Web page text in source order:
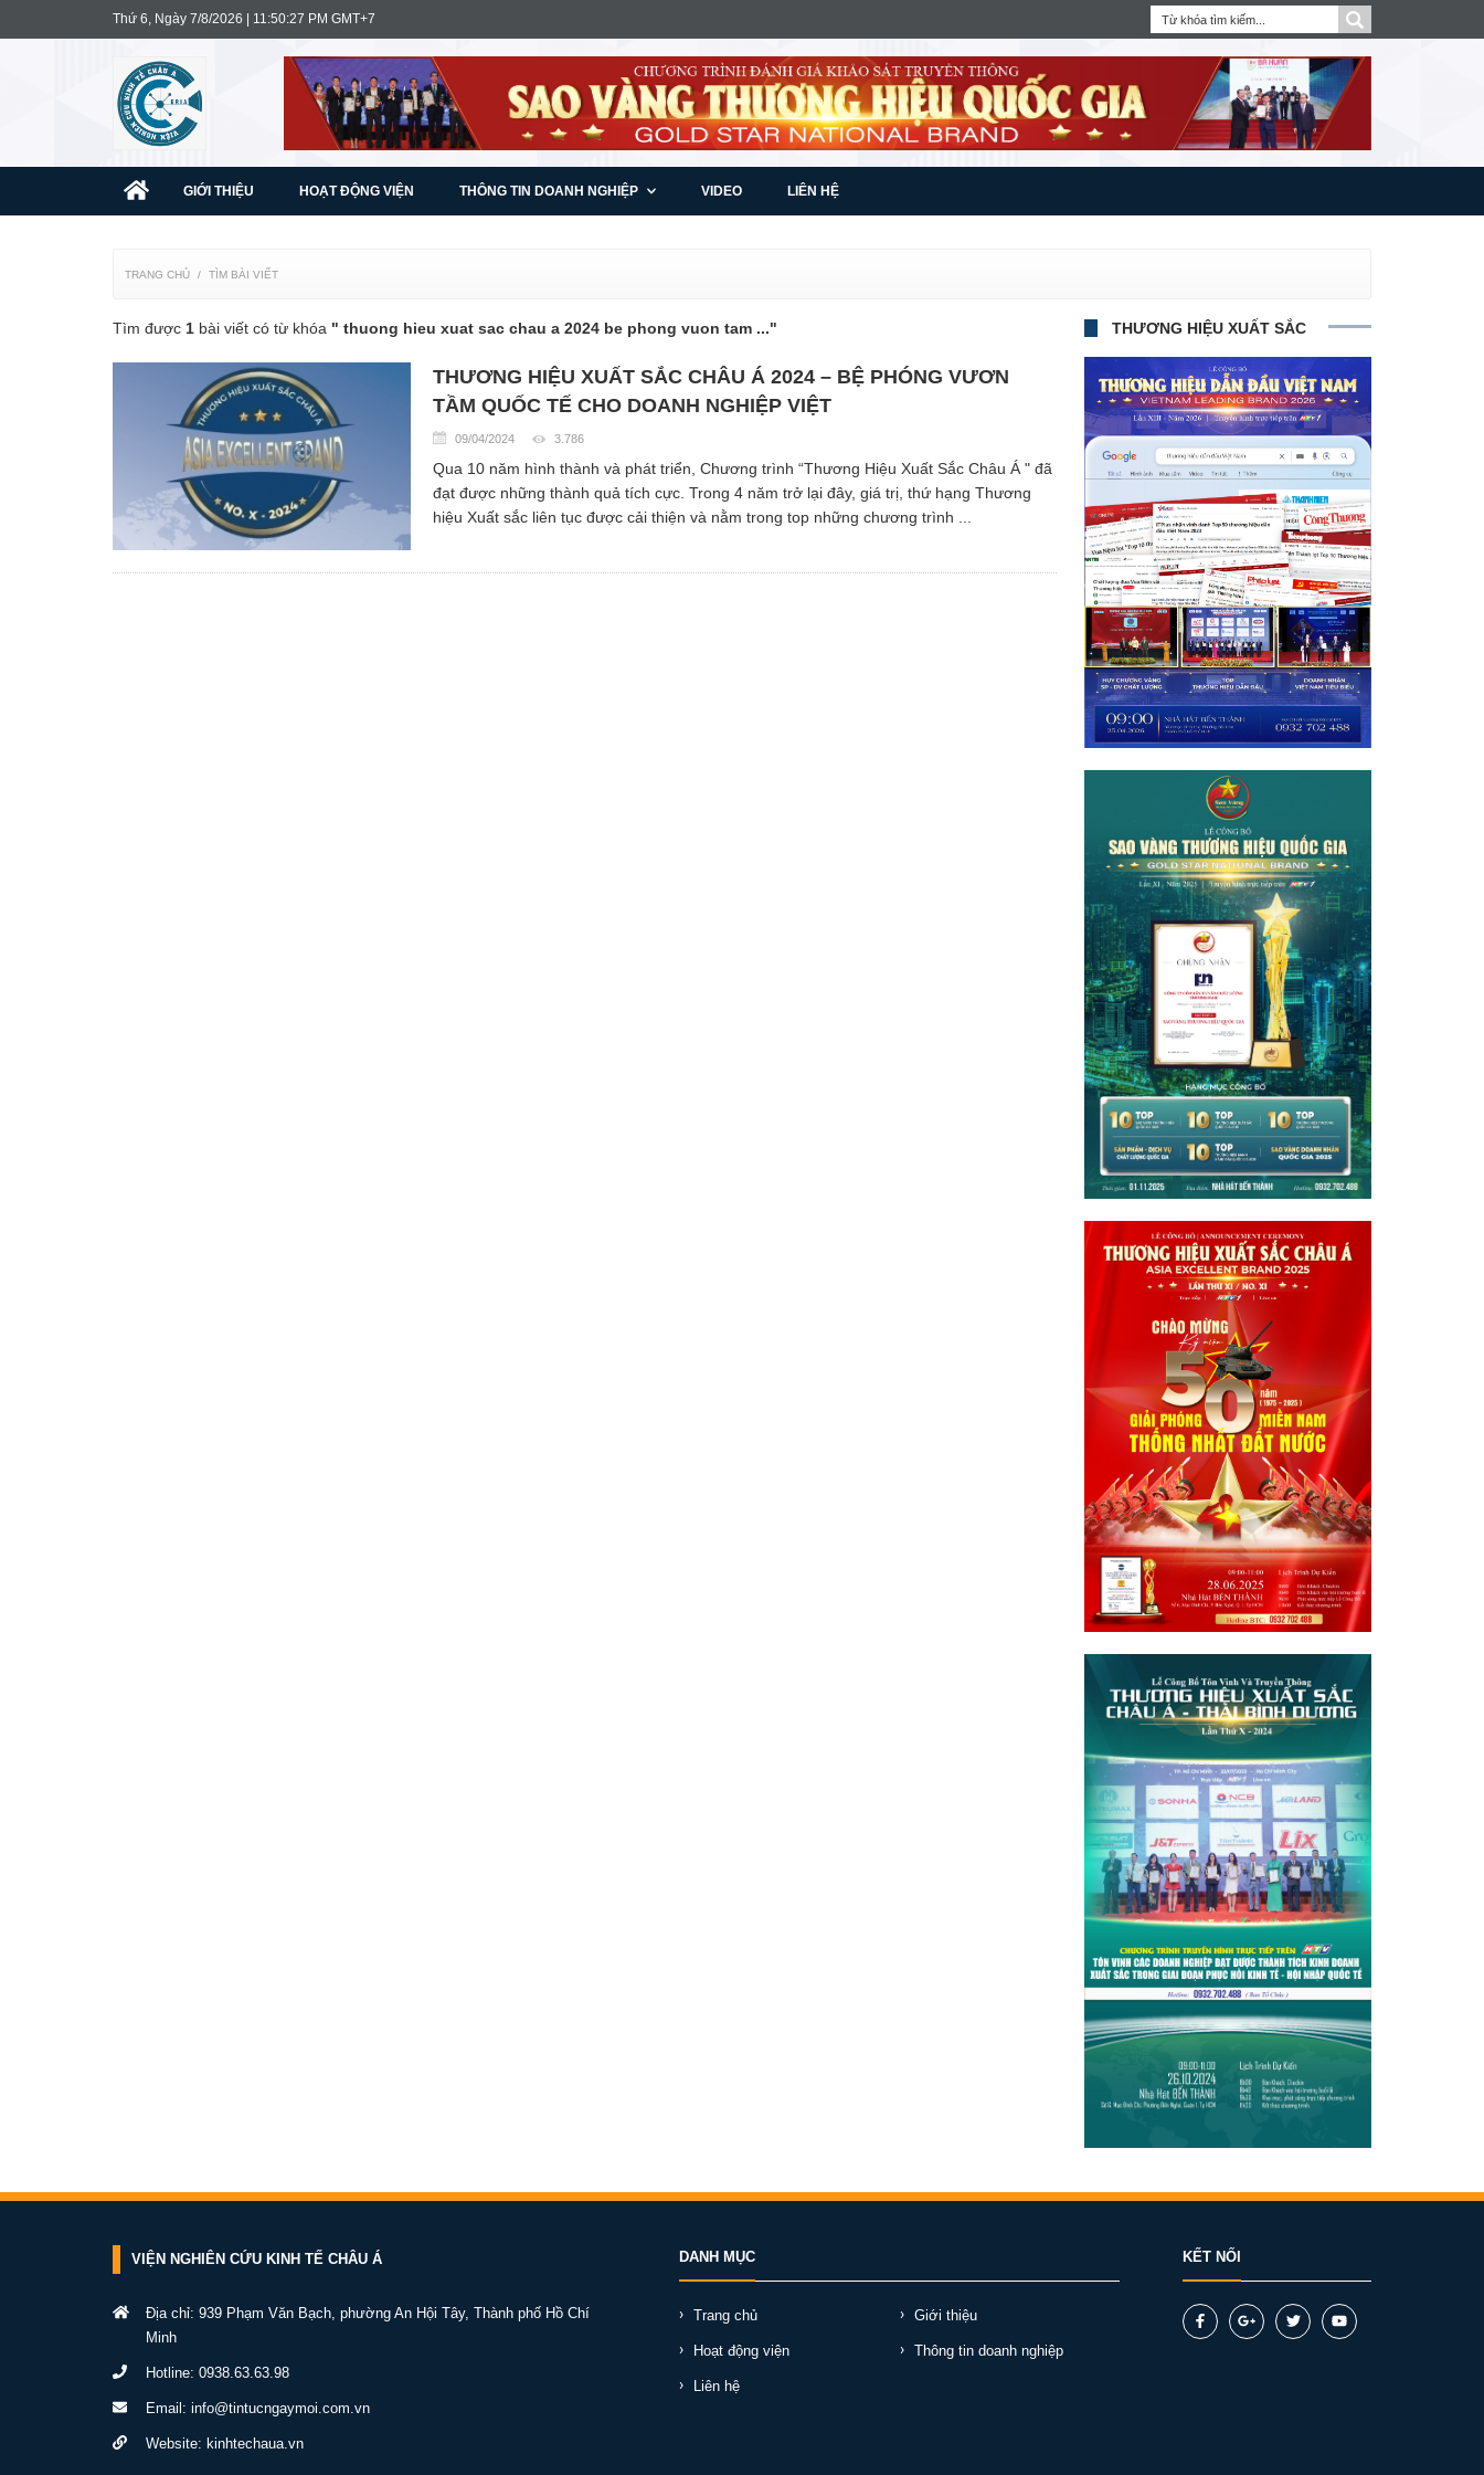
Thứ 6, Ngày 7/8/2026 | 11:50:27 PM GMT+7
GIỚI THIỆU HOẠT ĐỘNG VIỆN THÔNG TIN DOANH NGHIỆP VIDEO LIÊN HỆ
TRANG CHỦ TÌM BÀI VIẾT
Tìm được 1 bài viết có từ khóa " thuong hieu xuat sac chau a 2024 be phong vuon tam ..."
THƯƠNG HIỆU XUẤT SẮC CHÂU Á 2024 – BỆ PHÓNG VƯƠN
TẦM QUỐC TẾ CHO DOANH NGHIỆP VIỆT
09/04/2024 3.786
Qua 10 năm hình thành và phát triển, Chương trình “Thương Hiệu Xuất Sắc Châu Á " đã
đạt được những thành quả tích cực. Trong 4 năm trở lại đây, giá trị, thứ hạng Thương
hiệu Xuất sắc liên tục được cải thiện và nằm trong top những chương trình ...
THƯƠNG HIỆU XUẤT SẮC
VIỆN NGHIÊN CỨU KINH TẾ CHÂU Á
Địa chỉ: 939 Phạm Văn Bạch, phường An Hội Tây, Thành phố Hồ Chí
Minh
Hotline: 0938.63.63.98
Email: info@tintucngaymoi.com.vn
Website: kinhtechaua.vn
DANH MỤC
Trang chủ Giới thiệu
Hoạt động viện Thông tin doanh nghiệp
Liên hệ
KẾT NỐI